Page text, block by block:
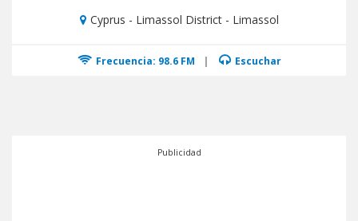
Cyprus - Limassol District - Limassol
Frecuencia: 98.6 FM | Escuchar
Publicidad